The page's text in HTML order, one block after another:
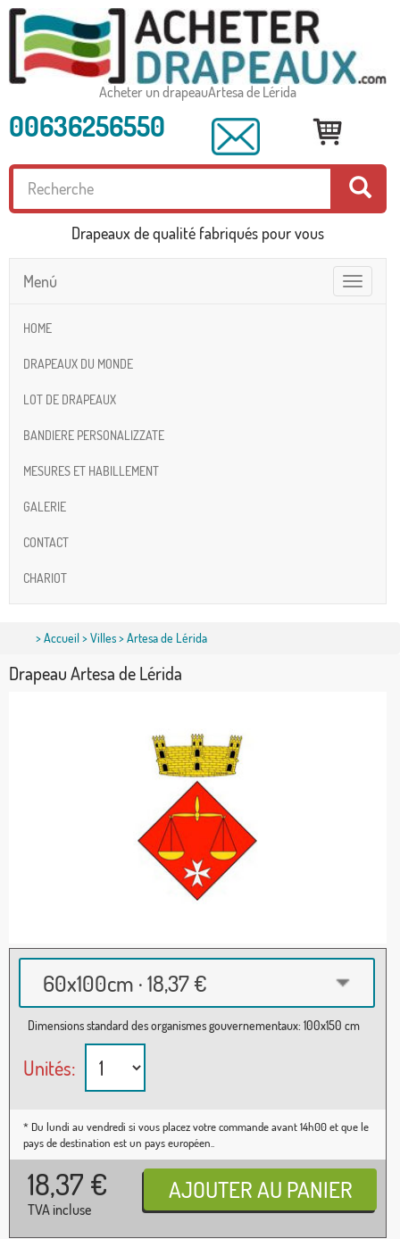
Acheter un drapeauArtesa de Lérida
00636256550
Drapeaux de qualité fabriqués pour vous
Toggle
navigation
Menú
HOME
DRAPEAUX DU MONDE
LOT DE DRAPEAUX
BANDIERE PERSONALIZZATE
MESURES ET HABILLEMENT
GALERIE
CONTACT
CHARIOT
>Accueil>Villes> Artesa de Lérida
Drapeau Artesa de Lérida
60x100cm · 18,37 €
Dimensions standard des organismes gouvernementaux: 100x150 cm
Unités:
* Du lundi au vendredi si vous placez votre commande avant 14h00 et que le
pays de destination est un pays européen..
18,37 €
TVA incluse